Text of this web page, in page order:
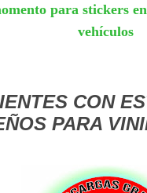
para stickers
vehículos
CON
PARA